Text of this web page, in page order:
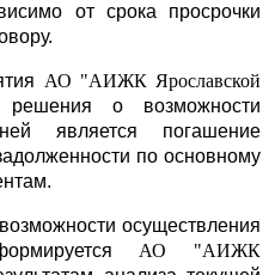
от срока просрочки
АО "АИЖК Ярославской
решения о возможности
является погашение
по основному
осуществления
АО "АИЖК